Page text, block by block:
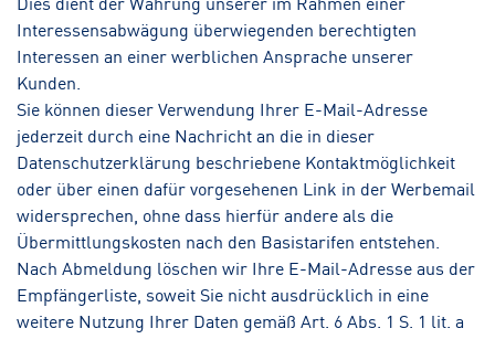
Interessensabwägung überwiegenden berechtigten
Interessen an einer werblichen Ansprache unserer
Kunden.
Sie können dieser Verwendung Ihrer E-Mail-Adresse
jederzeit durch eine Nachricht an die in dieser
Datenschutzerklärung beschriebene Kontaktmöglichkeit
oder über einen dafür vorgesehenen Link in der Werbemail
widersprechen, ohne dass hierfür andere als die
Übermittlungskosten nach den Basistarifen entstehen.
Nach Abmeldung löschen wir Ihre E-Mail-Adresse aus der
Empfängerliste, soweit Sie nicht ausdrücklich in eine
weitere Nutzung Ihrer Daten gemäß Art. 6 Abs. 1 S. 1 lit. a